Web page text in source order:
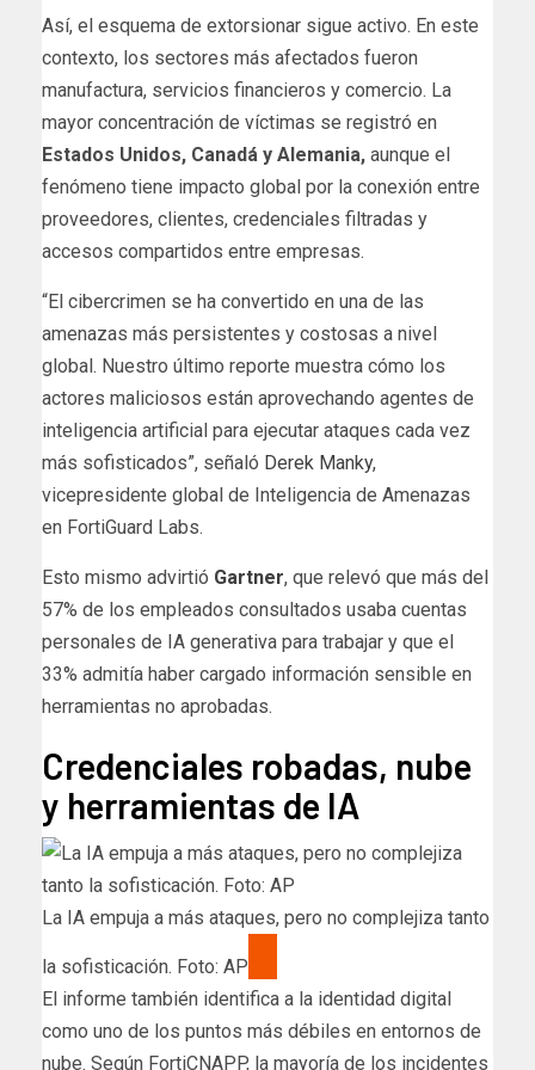
Así, el esquema de extorsionar sigue activo. En este
contexto, los sectores más afectados fueron
manufactura, servicios financieros y comercio. La
mayor concentración de víctimas se registró en
Estados Unidos, Canadá y Alemania, aunque el
fenómeno tiene impacto global por la conexión entre
proveedores, clientes, credenciales filtradas y
accesos compartidos entre empresas.
“El cibercrimen se ha convertido en una de las
amenazas más persistentes y costosas a nivel
global. Nuestro último reporte muestra cómo los
actores maliciosos están aprovechando agentes de
inteligencia artificial para ejecutar ataques cada vez
más sofisticados”, señaló Derek Manky,
vicepresidente global de Inteligencia de Amenazas
en FortiGuard Labs.
Esto mismo advirtió Gartner, que relevó que más del
57% de los empleados consultados usaba cuentas
personales de IA generativa para trabajar y que el
33% admitía haber cargado información sensible en
herramientas no aprobadas.
Credenciales robadas, nube
y herramientas de IA
La IA empuja a más ataques, pero no complejiza tanto
la sofisticación. Foto: AP
El informe también identifica a la identidad digital
como uno de los puntos más débiles en entornos de
nube. Según FortiCNAPP, la mayoría de los incidentes